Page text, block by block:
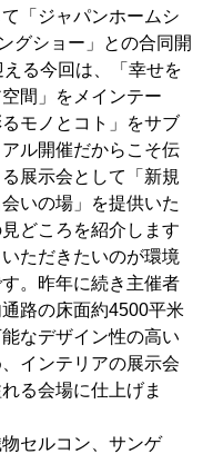
「ジャパンホームシ
グショー」との合同開
る今回は、「幸せを
間」をメインテー
モノとコト」をサブ
ル開催だからこそ伝
展示会として「新規
いの場」を提供いた
どころを紹介します
ただきたいのが環境
。昨年に続き主催者
路の床面約4500平米
なデザイン性の高い
インテリアの展示会
る会場に仕上げま
セルコン、サンゲ